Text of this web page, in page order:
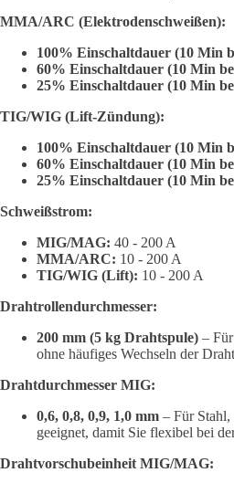
MMA/ARC (Elektrodenschweißen):
100% Einschaltdauer (10 Min
60% Einschaltdauer (10 Min
25% Einschaltdauer (10 Min
TIG/WIG (Lift-Zündung):
100% Einschaltdauer (10 Min
60% Einschaltdauer (10 Min
25% Einschaltdauer (10 Min
Schweißstrom:
MIG/MAG: 40 - 200 A
MMA/ARC: 10 - 200 A
TIG/WIG (Lift): 10 - 200 A
Drahtrollendurchmesser:
200 mm (5 kg Drahtspule) –
ohne häufiges Wechseln der
Drahtdurchmesser MIG:
0,6, 0,8, 0,9, 1,0 mm – Für
geeignet, damit Sie flexibel bei
Drahtvorschubeinheit MIG/MAG: